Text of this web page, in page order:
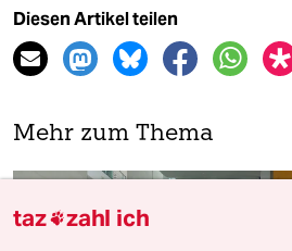
Diesen Artikel teilen
Mehr zum Thema
taz zahl ich